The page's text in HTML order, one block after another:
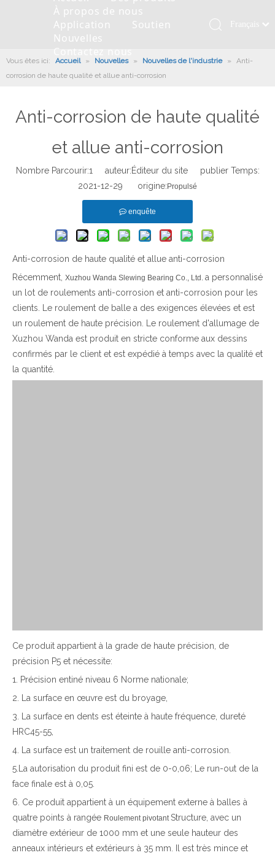
Roulement pivotant
À propos de nous
Profil de la société
Équipements de test
Application
Machines d'ingénierie
Robot De Soudage
Canon à brouillard monté sur camion
Ligne d'assemblage automatique
Robots de palettisation
Soutien
Installation de roulement
Fabrication
Nouvelles
Anneaux de pivotement
Nouvelles de l'industrie
Contactez nous
Français
românesc
한국어
Deutsch
Vous êtes ici: Accueil » Nouvelles » Nouvelles de l'industrie »
Anti-
corrosion de haute qualité et allue anti-corrosion
Anti-corrosion de haute qualité
et allue anti-corrosion
Nombre Parcourir:1 auteur:Éditeur du site publier Temps:
2021-12-29 origine: Propulsé
enquête
Anti-corrosion de haute qualité et allue anti-corrosion
Récemment, Xuzhou Wanda Slewing Bearing Co., Ltd. a personnalisé
un lot de roulements anti-corrosion et anti-corrosion pour les
clients. Le roulement de balle a des exigences élevées et est
un roulement de haute précision. Le roulement d'allumage de
Xuzhou Wanda est produit en stricte conforme aux dessins
confirmés par le client et est expédié à temps avec la qualité et
la quantité.
Ce produit appartient à la grade de haute précision, de
précision P5 et nécessite:
1. Précision entiné niveau 6 Norme nationale;
2. La surface en œuvre est du broyage,
3. La surface en dents est éteinte à haute fréquence, dureté
HRC45-55,
4. La surface est un traitement de rouille anti-corrosion.
5.La autorisation du produit fini est de 0-0,06; Le run-out de la
face finale est à 0,05.
6. Ce produit appartient à un équipement externe à balles à
quatre points à rangée Roulement pivotantStructure, avec un
diamètre extérieur de 1000 mm et une seule hauteur des
anneaux intérieurs et extérieurs à 35 mm. Il est très mince et